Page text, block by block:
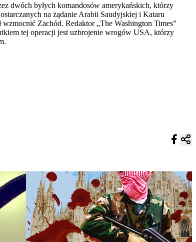
dwóch byłych komandosów amerykańskich, którzy
na żądanie Arabii Saudyjskiej i Kataru
Zachód. Redaktor „The Washington Times”
tej operacji jest uzbrojenie wrogów USA, którzy